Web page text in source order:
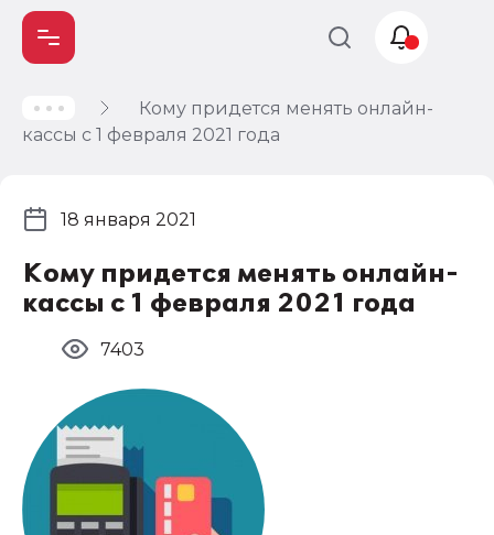
Кому придется менять онлайн-
кассы с 1 февраля 2021 года
Кому придется менять онлайн-
кассы с 1 февраля 2021 года
18 января 2021
7403
Учет и
налогообложение